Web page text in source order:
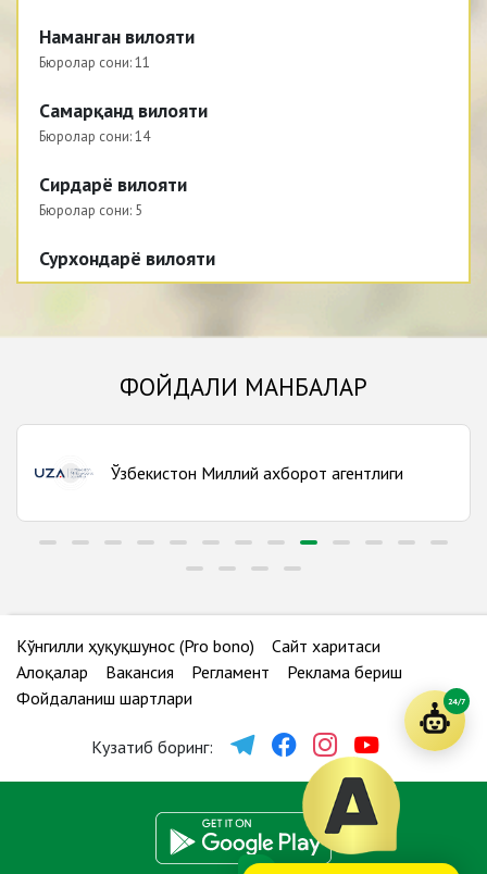
Наманган вилояти
Бюролар сони:11
Самарқанд вилояти
Бюролар сони:14
Сирдарё вилояти
Бюролар сони: 5
Сурхондарё вилояти
Бюролар сони:12
Тошкент вилояти
Тошкент шаҳри
Фарғона вилояти
Бюролар сони:12
Қорақалпоғистон Республикаси
ФОЙДАЛИ МАНБАЛАР
Ўзбекистон Миллий ахборот агентлиги
Кўнгилли ҳуқуқшунос (Pro bono)
Сайт харитаси
Алоқалар
Вакансия Регламент
Реклама бериш
Фойдаланиш шартлари
Кузатиб боринг:
24/7